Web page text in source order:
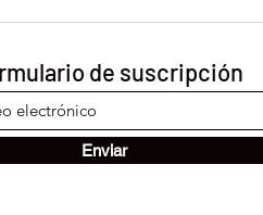
de suscripción
Enviar